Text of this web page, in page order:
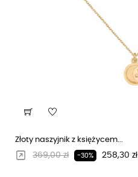
Złoty naszyjnik z księżycem...
Regularna cena
369,00 zł -30% Cena
258,30 zł